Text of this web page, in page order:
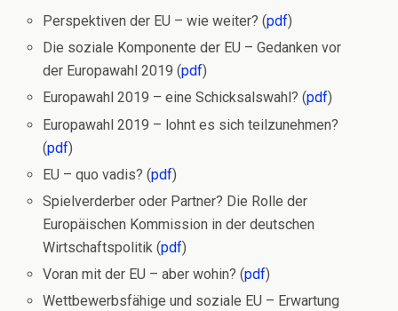
Perspektiven der EU – wie weiter? (pdf)
Die soziale Komponente der EU – Gedanken vor
der Europawahl 2019 (pdf)
Europawahl 2019 – eine Schicksalswahl? (pdf)
Europawahl 2019 – lohnt es sich teilzunehmen?
(pdf)
EU – quo vadis? (pdf)
Spielverderber oder Partner? Die Rolle der
Europäischen Kommission in der deutschen
Wirtschaftspolitik (pdf)
Voran mit der EU – aber wohin? (pdf)
Wettbewerbsfähige und soziale EU – Erwartung